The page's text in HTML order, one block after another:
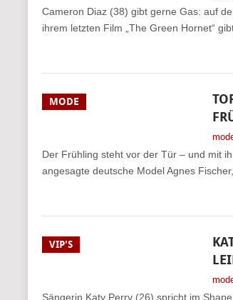
Cameron Diaz (38) gibt gerne Gas: auf
ihrem letzten Film „The Green Hornet“
MODE
Der Frühling steht vor der Tür – und mit
angesagte deutsche Model Agnes
VIP'S
Sängerin Katy Perry (26) spricht im